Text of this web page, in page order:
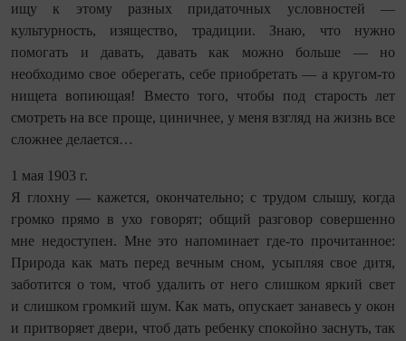
ищу к этому разных придаточных условностей —
культурность, изя­щество, традиции. Знаю, что нужно
помогать и давать, давать как можно больше — но
необходимо свое оберегать, себе приобретать — а кругом‑то
нищета вопиющая! Вместо того, чтобы под старость лет
смотреть на все проще, циничнее, у меня взгляд на жизнь все
сложнее делается…
1 мая 1903 г.
Я глохну — кажется, окончательно; с трудом слышу, когда
громко прямо в ухо говорят; общий разговор совершенно
мне недоступен. Мне это напоминает где-то прочитанное:
Природа как мать перед вечным сном, усыпляя свое дитя,
заботится о том, чтоб удалить от него слишком яркий свет
и слишком громкий шум. Как мать, опускает занавесь у окон
и притворяет двери, чтоб дать ребенку спокойно заснуть, так